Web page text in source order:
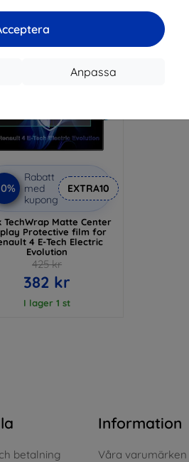
Anpassa
Rabatt
med
kupong
EXTRA10
TechWrap Matte Center
Protective film for
4 E-Tech Electric
Evolution
425 kr
382 kr
I lager 1 st
betalning
Information
Våra varumärken